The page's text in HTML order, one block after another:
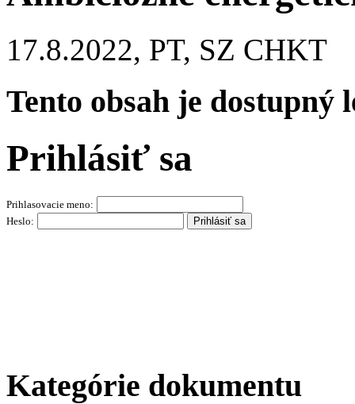
17.8.2022, PT, SZ CHKT
Tento obsah je dostupný
Prihlásiť sa
Prihlasovacie meno:
Heslo:
Kategórie dokumentu